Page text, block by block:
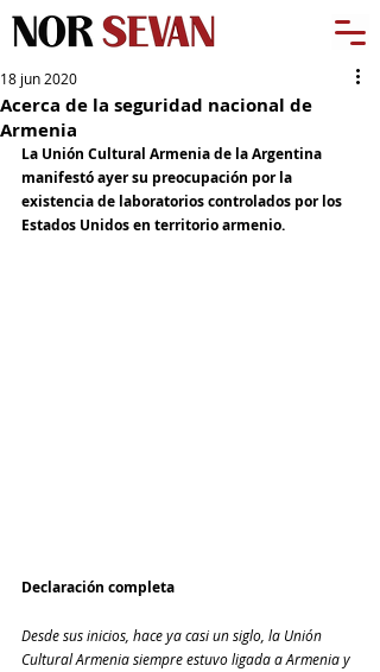
Acerca de la seguridad nacional de
Armenia
18 jun 2020
La Unión Cultural Armenia de la Argentina
manifestó ayer su preocupación por la
existencia de laboratorios controlados por los
Estados Unidos en territorio armenio.
Declaración completa
Desde sus inicios, hace ya casi un siglo, la Unión
Cultural Armenia siempre estuvo ligada a Armenia y